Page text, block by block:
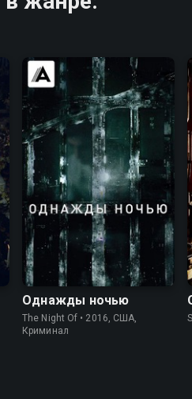
7.8 8.4
Однажды ночью
The Night Of • 2016, США,
Криминал